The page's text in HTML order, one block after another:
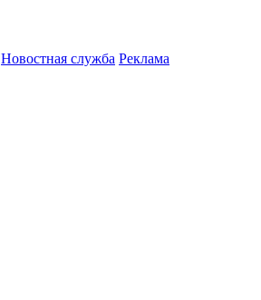
Новостная служба Реклама